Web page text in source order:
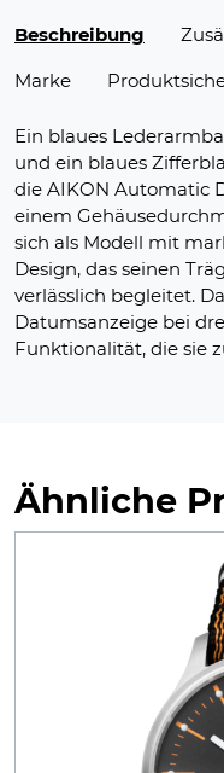
Beschreibung
Marke
Ein blaues
und ein blaues
die AIKON Automatic
einem
sich als Modell mit
Design, das seinen
verlässlich begleitet.
Datumsanzeige bei
Funktionalität, die sie
Ähnliche